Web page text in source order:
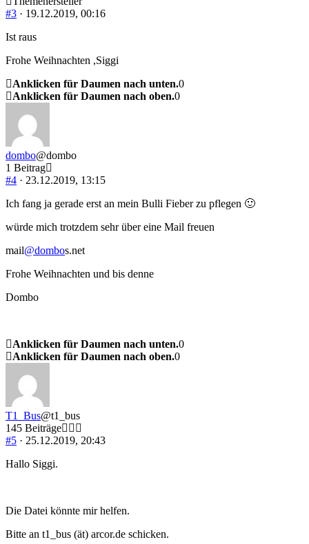
#3 · 19.12.2019, 00:16
Ist raus
Frohe Weihnachten ,Siggi
Anklicken für Daumen nach unten.0
Anklicken für Daumen nach oben.0
dombo@dombo
1 Beitrag
#4 · 23.12.2019, 13:15
Ich fang ja gerade erst an mein Bulli Fieber zu pflegen 🙂
würde mich trotzdem sehr über eine Mail freuen
mail@dombos.net
Frohe Weihnachten und bis denne
Dombo
Anklicken für Daumen nach unten.0
Anklicken für Daumen nach oben.0
T1_Bus@t1_bus
145 Beiträge
#5 · 25.12.2019, 20:43
Hallo Siggi.
Die Datei könnte mir helfen.
Bitte an t1_bus (ät) arcor.de schicken.